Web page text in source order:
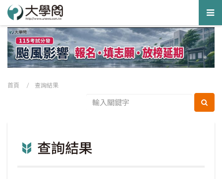
首頁 / 查詢結果
查詢結果